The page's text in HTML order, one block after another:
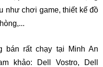
như chơi game, thiết kế đồ
bán rất chạy tại Minh An
khảo: Dell Vostro, Dell